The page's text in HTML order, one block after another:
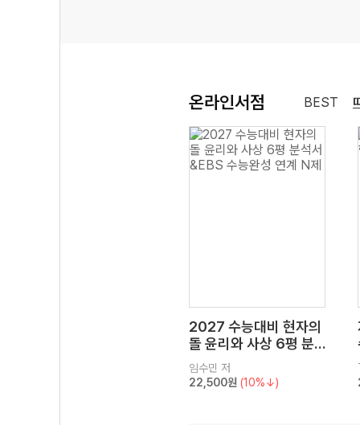
온라인서점 BEST
2027 수능대비 현자의
돌 윤리와 사상 6평 분
석서&EBS 수능완성 연
계 N제
임수민 저
22,500원 (10%↓)